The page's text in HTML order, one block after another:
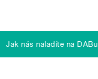
Jak nás naladíte na DABu